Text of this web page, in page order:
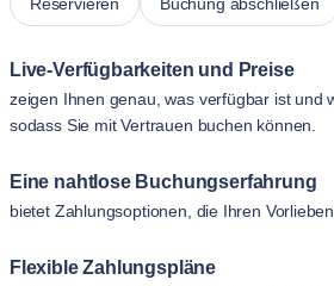
Live-Verfügbarkeiten und Preise
zeigen Ihnen genau, was verfügbar ist und
sodass Sie mit Vertrauen buchen können.
Eine nahtlose Buchungserfahrung
bietet Zahlungsoptionen, die Ihren
Flexible Zahlungspläne